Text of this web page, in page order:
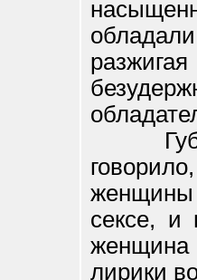
Губы
сексе, и
женщина
лирики